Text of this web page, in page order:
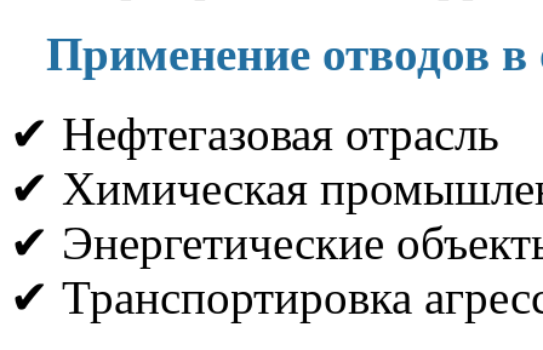
Применение отводов
✔ Нефтегазовая отрасль
✔ Химическая
✔ Энергетические
✔ Транспортировка